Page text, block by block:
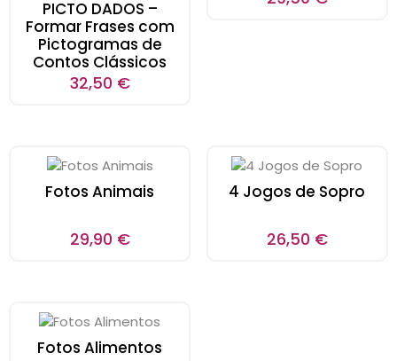
PICTO DADOS –
Formar Frases com
Pictogramas de
Contos Clássicos
32,50 €
Fotos Animais
29,90 €
4 Jogos de Sopro
26,50 €
Fotos Alimentos